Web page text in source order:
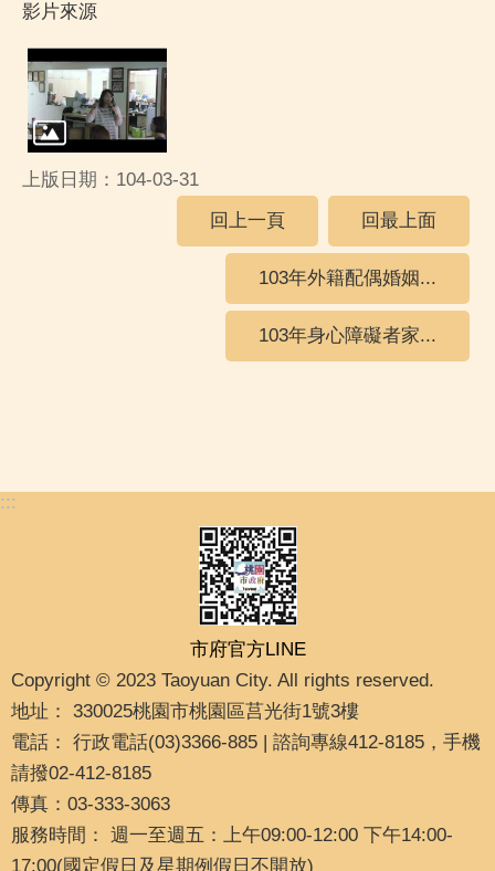
影片來源
上版日期：104-03-31
回上一頁
回最上面
103年外籍配偶婚姻...
103年身心障礙者家...
:::
市府官方LINE
Copyright © 2023 Taoyuan City. All rights reserved.
地址： 330025桃園市桃園區莒光街1號3樓
電話： 行政電話(03)3366-885 | 諮詢專線412-8185，手機
請撥02-412-8185
傳真：03-333-3063
服務時間： 週一至週五：上午09:00-12:00 下午14:00-
17:00(國定假日及星期例假日不開放)